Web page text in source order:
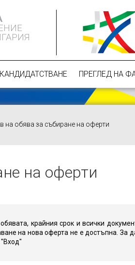
ПРЕГЛЕД НА
на обява за събиране на оферти
на оферти
крайния срок и всички
на нова оферта не е достъпна. За